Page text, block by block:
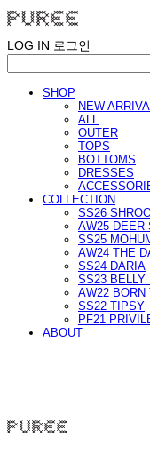
LOG IN 로그인
SHOP
NEW
ALL
OUTER
TOPS
BOTTOMS
DRESSES
COLLECTION
SS26
AW25 DEER
SS25
AW24 THE
SS24 DARIA
SS23 BELLY
AW22 BORN
SS22 TIPSY
PF21
ABOUT